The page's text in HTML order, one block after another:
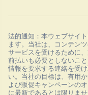
法的通知：本ウェブサイ
ます。当社は、コンテン
サービスを受けるために
前払いも必要としないこ
情報を要求する連絡を受
い。当社の目標は、有用
よび販促キャンペーンの
に最新であるとは限りま